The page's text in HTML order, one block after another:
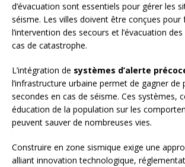
d’évacuation sont essentiels pour gérer les
séisme. Les villes doivent être conçues pour
l’intervention des secours et l’évacuation
cas de catastrophe.
L’intégration de systèmes d’alerte
l’infrastructure urbaine permet de gagner de
secondes en cas de séisme. Ces systèmes,
éducation de la population sur les
peuvent sauver de nombreuses vies.
Construire en zone sismique exige une
alliant innovation technologique,